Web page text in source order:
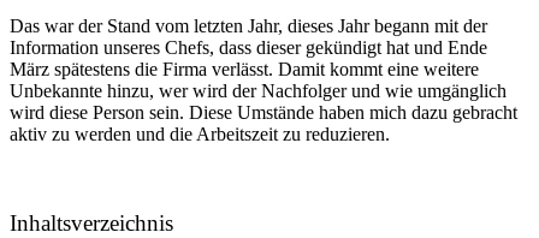
Das war der Stand vom letzten Jahr, dieses Jahr begann mit der
Information unseres Chefs, dass dieser gekündigt hat und Ende
März spätestens die Firma verlässt. Damit kommt eine weitere
Unbekannte hinzu, wer wird der Nachfolger und wie umgänglich
wird diese Person sein. Diese Umstände haben mich dazu gebracht
aktiv zu werden und die Arbeitszeit zu reduzieren.
Inhaltsverzeichnis